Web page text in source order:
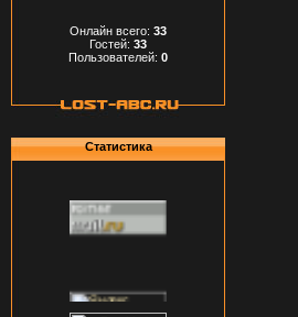
Онлайн всего: 33
Гостей: 33
Пользователей: 0
Статистика